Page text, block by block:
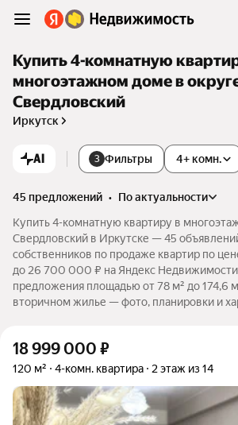
Купить 4-комнатную
многоэтажном доме в
Свердловский
Иркутск
AI 3 Фильтры 4+ комн.
45 предложений •
по актуальности
Купить 4-комнатную квартиру в
Свердловский в Иркутске — 45
собственников по продаже квартир по
до 26 700 000 ₽ на Яндекс
предложения площадью от 78 м² до 174,6
вторичном жилье — фото, планировки и
18 999 000 ₽
120 м² 4-комн. квартира 2 этаж из 14